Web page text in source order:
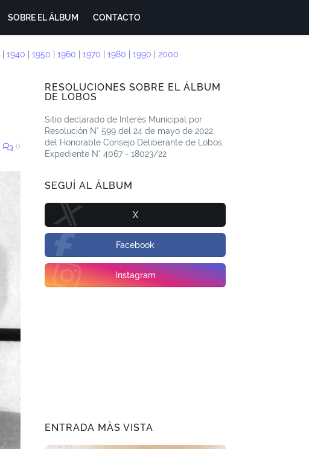
SOBRE EL ÁLBUM CONTACTO
1940 1950 1960 1970 1980 1990 2000
0
RESOLUCIONES SOBRE EL ÁLBUM
DE LOBOS
Sitio declarado de Interés Municipal por
Resolución N° 599 del 24 de mayo de 2022
del Honorable Consejo Deliberante de Lobos.
Expediente N° 4067 - 18023/22
SEGUÍ AL ÁLBUM
X
Facebook
Instagram
ENTRADA MÀS VISTA